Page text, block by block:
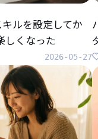
ルを設定してか
しくなった
2026-05-27